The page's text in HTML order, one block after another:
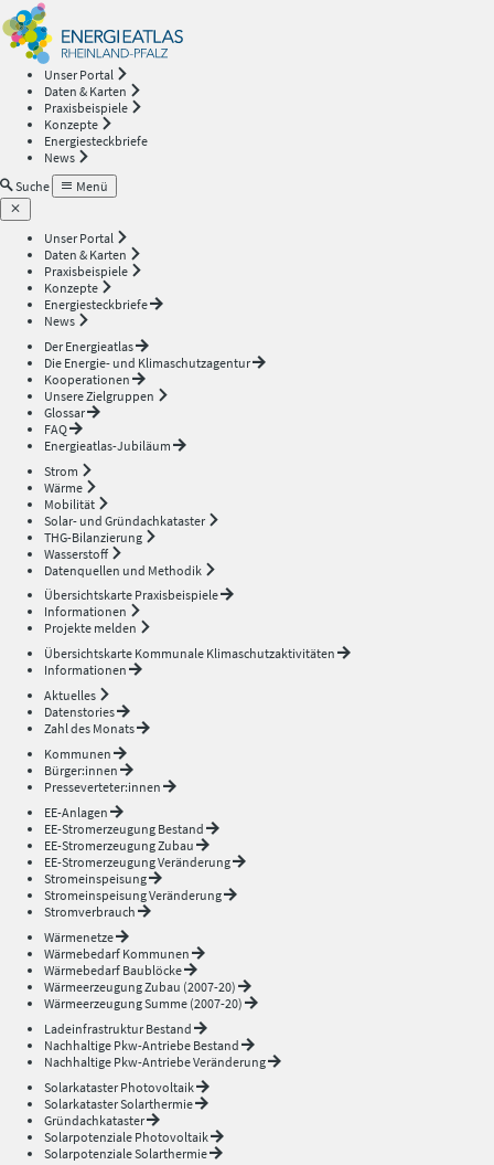
Unser Portal
Daten & Karten
Praxisbeispiele
Konzepte
Energiesteckbriefe
News
Suche
Menü
Unser Portal
Daten & Karten
Praxisbeispiele
Konzepte
Energiesteckbriefe
News
Der Energieatlas
Die Energie- und Klimaschutzagentur
Kooperationen
Unsere Zielgruppen
Glossar
FAQ
Energieatlas-Jubiläum
Strom
Wärme
Mobilität
Solar- und Gründachkataster
THG-Bilanzierung
Wasserstoff
Datenquellen und Methodik
Übersichtskarte Praxisbeispiele
Informationen
Projekte melden
Übersichtskarte Kommunale Klimaschutzaktivitäten
Informationen
Aktuelles
Datenstories
Zahl des Monats
Kommunen
Bürger:innen
Presseverteter:innen
EE-Anlagen
EE-Stromerzeugung Bestand
EE-Stromerzeugung Zubau
EE-Stromerzeugung Veränderung
Stromeinspeisung
Stromeinspeisung Veränderung
Stromverbrauch
Wärmenetze
Wärmebedarf Kommunen
Wärmebedarf Baublöcke
Wärmeerzeugung Zubau (2007-20)
Wärmeerzeugung Summe (2007-20)
Ladeinfrastruktur Bestand
Nachhaltige Pkw-Antriebe Bestand
Nachhaltige Pkw-Antriebe Veränderung
Solarkataster Photovoltaik
Solarkataster Solarthermie
Gründachkataster
Solarpotenziale Photovoltaik
Solarpotenziale Solarthermie